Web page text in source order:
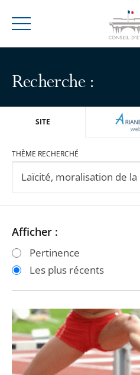
Menu
Recherche :
SITE
THÈME RECHERCHÉ
Passer
les
filtres
après
Passer
les
filtres
avant
Afficher :
Pertinence
Les plus récents
Le
Conseil
d’État
rejette